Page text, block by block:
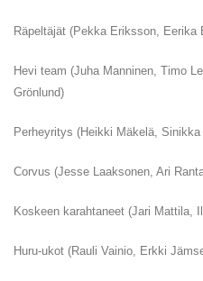
Räpeltäjät (Pekka Eriksson, Eerika
Hevi team (Juha Manninen, Timo
Grönlund)
Perheyritys (Heikki Mäkelä, Sinikka
Corvus (Jesse Laaksonen, Ari
Koskeen karahtaneet (Jari Mattila,
Huru-ukot (Rauli Vainio, Erkki